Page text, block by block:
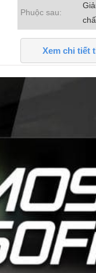
Phuộc sau:
Xem chi tiết